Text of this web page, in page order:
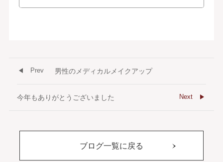
男性のメディカルメイクアップ
Prev
今年もありがとうございました Next
ブログ一覧に戻る